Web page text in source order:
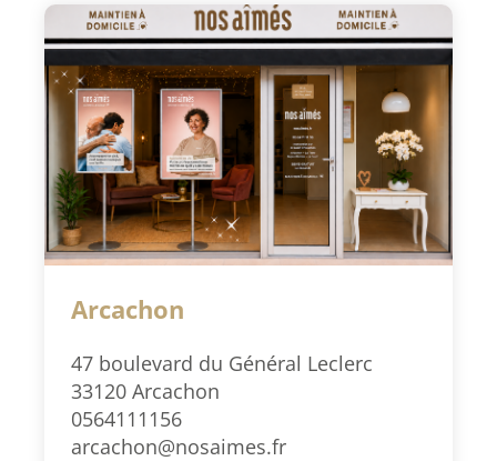
Arcachon
47 boulevard du Général Leclerc
33120 Arcachon
0564111156
arcachon@nosaimes.fr